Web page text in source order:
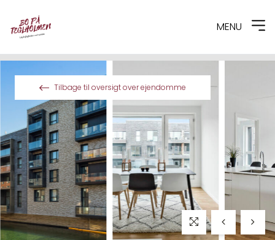
MENU
Tilbage til oversigt over ejendomme